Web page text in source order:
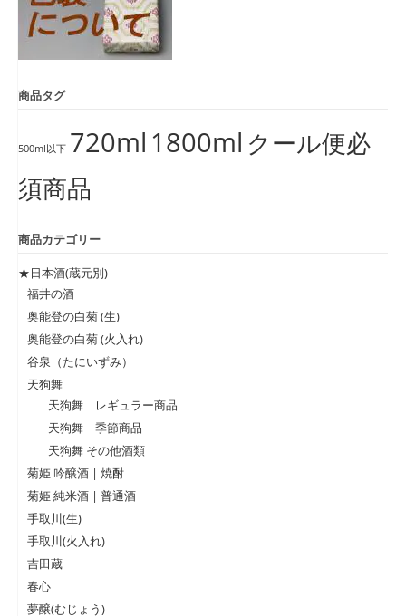
商品タグ
500ml以下 720ml 1800ml クール便必
須商品
商品カテゴリー
★日本酒(蔵元別)
福井の酒
奥能登の白菊 (生)
奥能登の白菊 (火入れ)
谷泉（たにいずみ）
天狗舞
天狗舞 レギュラー商品
天狗舞 季節商品
天狗舞 その他酒類
菊姫 吟醸酒 | 焼酎
菊姫 純米酒 | 普通酒
手取川(生)
手取川(火入れ)
吉田蔵
春心
夢醸(むじょう)